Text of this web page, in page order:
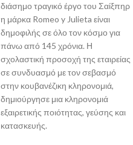
διάσημο τραγικό έργο του Σαίξπηρ
η μάρκα Romeo y Julieta είναι
δημοφιλής σε όλο τον κόσμο για
πάνω από 145 χρόνια. Η
σχολαστική προσοχή της εταιρείας
σε συνδυασμό με τον σεβασμό
στην κουβανέζικη κληρονομιά,
δημιούργησε μια κληρονομιά
εξαιρετικής ποιότητας, γεύσης και
κατασκευής.